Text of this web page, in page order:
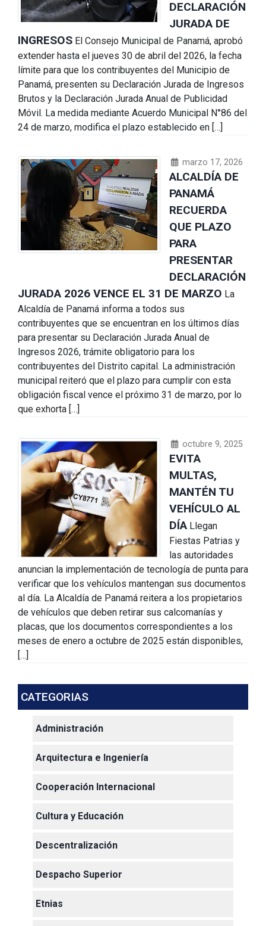
DECLARACIÓN
JURADA DE
INGRESOS El Consejo Municipal de Panamá, aprobó
extender hasta el jueves 30 de abril del 2026, la fecha
límite para que los contribuyentes del Municipio de
Panamá, presenten su Declaración Jurada de Ingresos
Brutos y la Declaración Jurada Anual de Publicidad
Móvil. La medida mediante Acuerdo Municipal N°86 del
24 de marzo, modifica el plazo establecido en […]
marzo 17, 2026
ALCALDÍA DE
PANAMÁ
RECUERDA
QUE PLAZO
PARA
PRESENTAR
DECLARACIÓN
JURADA 2026 VENCE EL 31 DE MARZO La
Alcaldía de Panamá informa a todos sus
contribuyentes que se encuentran en los últimos días
para presentar su Declaración Jurada Anual de
Ingresos 2026, trámite obligatorio para los
contribuyentes del Distrito capital. La administración
municipal reiteró que el plazo para cumplir con esta
obligación fiscal vence el próximo 31 de marzo, por lo
que exhorta […]
octubre 9, 2025
EVITA
MULTAS,
MANTÉN TU
VEHÍCULO AL
DÍA Llegan
Fiestas Patrias y
las autoridades
anuncian la implementación de tecnología de punta para
verificar que los vehículos mantengan sus documentos
al día. La Alcaldía de Panamá reitera a los propietarios
de vehículos que deben retirar sus calcomanías y
placas, que los documentos correspondientes a los
meses de enero a octubre de 2025 están disponibles,
[…]
CATEGORIAS
Administración
Arquitectura e Ingeniería
Cooperación Internacional
Cultura y Educación
Descentralización
Despacho Superior
Etnias